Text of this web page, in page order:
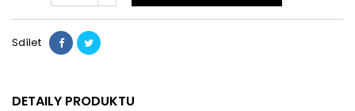
Sdílet
DETAILY PRODUKTU